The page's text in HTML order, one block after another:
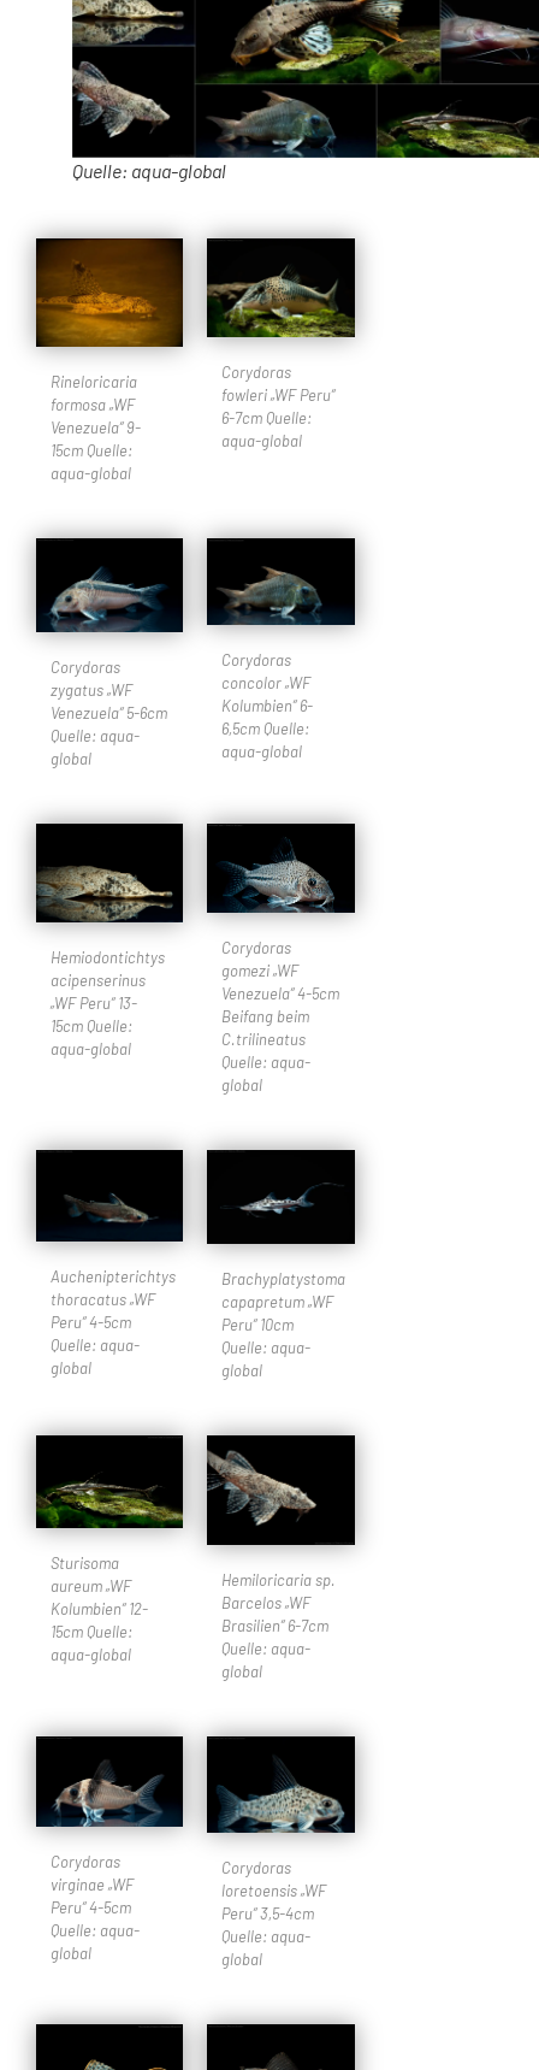
Quelle: aqua-global
Rineloricaria
formosa „WF
Venezuela“ 9-
15cm Quelle:
aqua-global
Corydoras
fowleri „WF Peru“
6-7cm Quelle:
aqua-global
Corydoras
zygatus „WF
Venezuela“ 5-6cm
Quelle: aqua-
global
Corydoras
concolor „WF
Kolumbien“ 6-
6,5cm Quelle:
aqua-global
Hemiodontichtys
acipenserinus
„WF Peru“ 13-
15cm Quelle:
aqua-global
Corydoras
gomezi „WF
Venezuela“ 4-5cm
Beifang beim
C.trilineatus
Quelle: aqua-
global
Auchenipterichtys
thoracatus „WF
Peru“ 4-5cm
Quelle: aqua-
global
Brachyplatystoma
capapretum „WF
Peru“ 10cm
Quelle: aqua-
global
Sturisoma
aureum „WF
Kolumbien“ 12-
15cm Quelle:
aqua-global
Hemiloricaria sp.
Barcelos „WF
Brasilien“ 6-7cm
Quelle: aqua-
global
Corydoras
virginae „WF
Peru“ 4-5cm
Quelle: aqua-
global
Corydoras
loretoensis „WF
Peru“ 3,5-4cm
Quelle: aqua-
global